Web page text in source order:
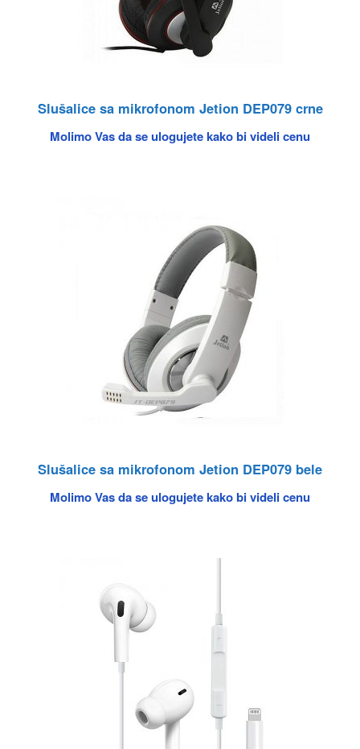
Slušalice sa mikrofonom Jetion DEP079 crne
Molimo Vas da se ulogujete kako bi videli cenu
Slušalice sa mikrofonom Jetion DEP079 bele
Molimo Vas da se ulogujete kako bi videli cenu